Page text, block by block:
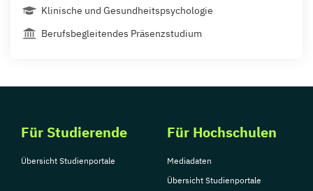
Klinische und Gesundheitspsychologie
Berufsbegleitendes Präsenzstudium
Für Studierende
Übersicht Studienportale
Für Hochschulen
Mediadaten
Übersicht Studienportale